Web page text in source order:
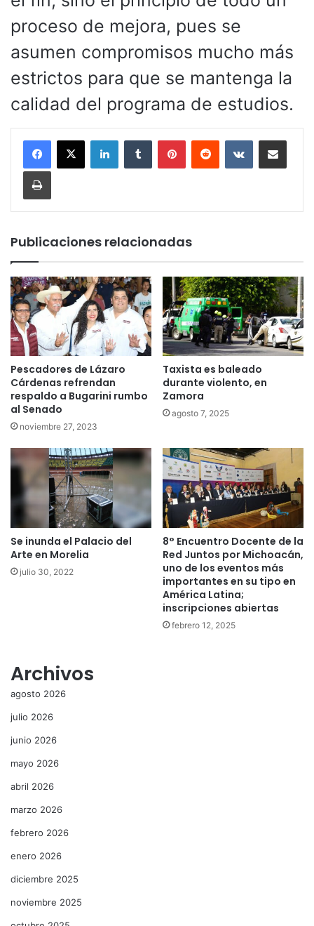
proceso de mejora, pues se
asumen compromisos mucho más
estrictos para que se mantenga la
calidad del programa de estudios.
LinkedInTumblr PinterestReddit VKontakteCompartir por
Imprimir
Publicaciones relacionadas
Pescadores de Lázaro
Cárdenas refrendan
respaldo a Bugarini rumbo
al Senado
noviembre 27, 2023
Taxista es baleado
durante violento, en
Zamora
agosto 7, 2025
Se inunda el Palacio del
Arte en Morelia
julio 30, 2022
8° Encuentro Docente de la
Red Juntos por Michoacán,
uno de los eventos más
importantes en su tipo en
América Latina;
inscripciones abiertas
febrero 12, 2025
Archivos
agosto 2026
julio 2026
junio 2026
mayo 2026
abril 2026
marzo 2026
febrero 2026
enero 2026
diciembre 2025
noviembre 2025